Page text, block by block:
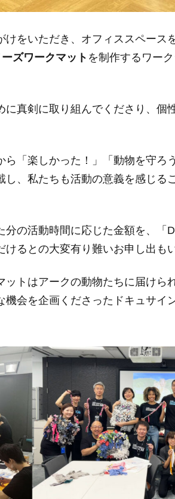
けをいただき、オフィススペース
ズワークマット を制作するワー
真剣に取り組んでくださり、個
「楽しかった！」「動物を守ろ
、私たちも活動の意義を感じる
の活動時間に応じた金額を、「
るとの大変有り難いお申し出も
トはアークの動物たちに届けら
会を企画くださったドキュサイ